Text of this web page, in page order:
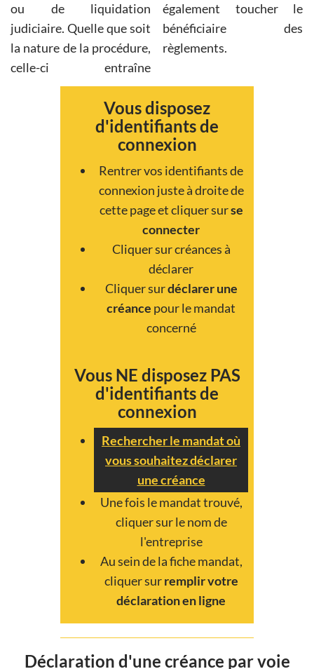
ou de liquidation
judiciaire. Quelle que soit
la nature de la procédure,
celle-ci entraîne
également toucher le
bénéficiaire des
règlements.
Vous disposez
d'identifiants de
connexion
Rentrer vos identifiants de
connexion juste à droite de
cette page et cliquer surse
connecter
Cliquer sur créances à
déclarer
Cliquer surdéclarer une
créance pour le mandat
concerné
Vous NE disposez PAS
d'identifiants de
connexion
Rechercher le mandat où
vous souhaitez déclarer
une créance
Une fois le mandat trouvé,
cliquer sur le nom de
l'entreprise
Au sein de la fiche mandat,
cliquer surremplir votre
déclaration en ligne
Déclaration d'une créance par voie